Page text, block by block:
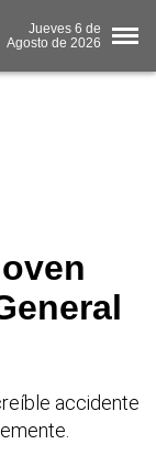
Jueves 6 de
Agosto de 2026
accidente